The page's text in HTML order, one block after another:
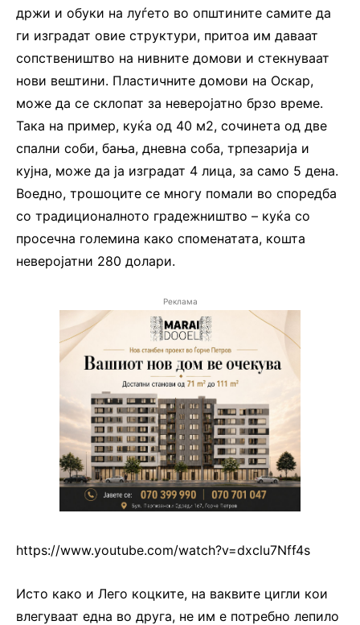
држи и обуки на луѓето во општините самите да
ги изградат овие структури, притоа им даваат
сопствеништво на нивните домови и стекнуваат
нови вештини. Пластичните домови на Оскар,
може да се склопат за неверојатно брзо време.
Така на пример, куќа од 40 м2, сочинета од две
спални соби, бања, дневна соба, трпезарија и
кујна, може да ја изградат 4 лица, за само 5 дена.
Воедно, трошоците се многу помали во споредба
со традиционалното градежништво – куќа со
просечна големина како споменатата, кошта
неверојатни 280 долари.
Реклама
https://www.youtube.com/watch?v=dxclu7Nff4s
Исто како и Лего коцките, на ваквите цигли кои
влегуваат една во друга, не им е потребно лепило